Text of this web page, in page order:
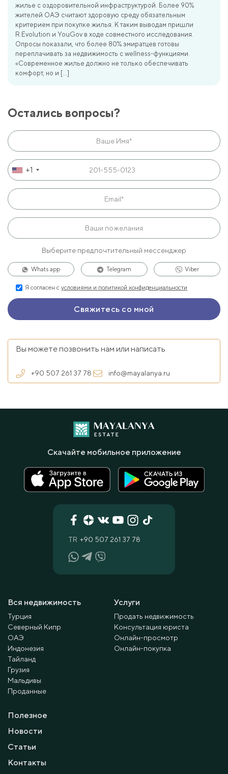
жилье с оздоровительной инфраструктурой. Более 90%
жителей ОАЭ считают здоровую среду обязательным
критерием при покупке жилья. К таким выводам пришли
R.Evolution и YouGov в ходе совместного исследования.
Опросы показали, что более 80% эмиратцев готовы
переплачивать за недвижимость с wellness-функциями.
«Современное жилье должно не только обеспечивать
комфорт, но и […]
Остались вопросы?
+1
Выберите предпочтительный мессенджер
Whats app Telegram Viber
Я согласен с условиями и политикой конфиденциальности
Вы можете позвонить нам или написать
+90 507 261 37 78 info@mayalanya.ru
Вся недвижимость
Турция
Северный Кипр
ОАЭ
Индонезия
Тайланд
Грузия
Мальдивы
Проданные
Услуги
Продать недвижимость
Консультация юриста
Онлайн-просмотр
Онлайн-покупка
Полезное
Новости
Статьи
Контакты
TR +90 507 261 37 78
Скачайте мобильное приложение